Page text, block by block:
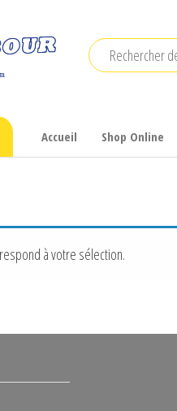
Accueil Shop Online
à votre sélection.